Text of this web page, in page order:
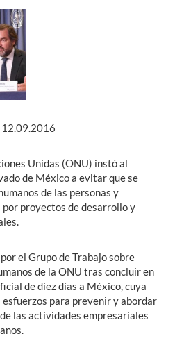
12.09.2016
Unidas (ONU) instó al
de México a evitar que se
de las personas y
proyectos de desarrollo y
el Grupo de Trabajo sobre
de la ONU tras concluir en
de diez días a México, cuya
para prevenir y abordar
las actividades empresariales